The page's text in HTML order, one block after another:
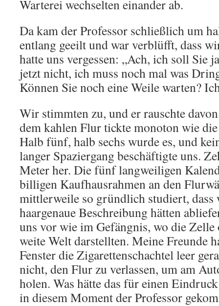
Warterei wechselten einander ab.
Da kam der Professor schließlich um
entlang geeilt und war verblüfft, dass
hatte uns vergessen: „Ach, ich soll Sie
jetzt nicht, ich muss noch mal was
Können Sie noch eine Weile warten?
Wir stimmten zu, und er rauschte
dem kahlen Flur tickte monoton wie
Halb fünf, halb sechs wurde es, und
langer Spaziergang beschäftigte uns.
Meter her. Die fünf langweiligen
billigen Kaufhausrahmen an den
mittlerweile so gründlich studiert, dass
haargenaue Beschreibung hätten
uns vor wie im Gefängnis, wo die
weite Welt darstellten. Meine Freunde
Fenster die Zigarettenschachtel leer
nicht, den Flur zu verlassen, um am
holen. Was hätte das für einen
in diesem Moment der Professor